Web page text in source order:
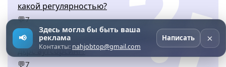
какой регулярностью?
💬7
Какие вопросы задавали на собеседовании в
дкрс аутсорсинг?
💬7
📢
Здесь могла бы быть ваша
реклама
Контакты: nahjobtop@gmail.com
Написать ×